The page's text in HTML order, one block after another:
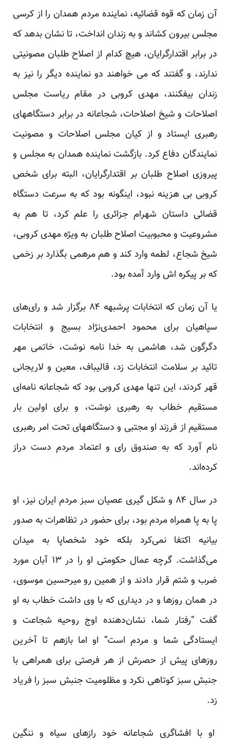
آن زمان که قوه قضائیه، نماینده مردم همدان را از کرسی
مجلس بیرون کشاند و به زندان انداخت، تا نشان بدهد که
در برابر اقتدارگرایان، هیچ کدام از اصلاح طلبان مصونیتی
ندارند، و گفتند که می خواهند دو نماینده دیگر را نیز به
زندان بیفکنند، مهدی کروبی در مقام ریاست مجلس
اصلاحات و شیخ اصلاحات، شجاعانه در برابر دستگاههای
رهبری ایستاد و از کیان مجلس اصلاحات و مصونیت
نمایندگان دفاع کرد. بازگشت نماینده همدان به مجلس و
پیروزی اصلاح طلبان بر اقتدارگرایان، البته برای شخص
کروبی بی هزینه نبود، اینگونه بود که به سرعت دستگاه
قضائی داستان شهرام جزائری را علم کرد، تا هم به
مشروعیت و محبوبیت اصلاح طلبان به ویژه مهدی کروبی،
شیخ شجاع، لطمه وارد کند و هم مرهمی بگذارد بر زخمی
که بر پیکره اش وارد آمده بود.
یا آن زمان که انتخابات پرشبهه ۸۴ برگزار شد و رای‌های
سپاهیان برای محمود احمدی‌نژاد بسیج و انتخابات
دگرگون شد، هاشمی به خدا نامه نوشت، خاتمی مهر
تائید بر سلامت انتخابات زد، قالیباف، معین و لاریجانی
قهر کردند، این تنها مهدی کروبی بود که شجاعانه نامه‌ای
مستقیم خطاب به رهبری نوشت، و برای اولین بار
مستقیم از فرزند او مجتبی و دستگاههای تحت امر رهبری
نام آورد که به صندوق رای و اعتماد مردم دست دراز
کرده‌اند.
در سال ۸۴ و شکل گیری عصیان سبز مردم ایران نیز، او
پا به پا همراه مردم بود، برای حضور در تظاهرات به صدور
بیانیه اکتفا نمی‌کرد بلکه خود شخصاپا به میدان
می‌گذاشت. گرچه عمال حکومتی او را در ۱۳ آبان مورد
ضرب و شتم قرار دادند و از همین رو میرحسین موسوی،
در همان روزها و در دیداری که با وی داشت خطاب به او
گفت “رفتار شما، نشان‌دهنده اوج روحیه شجاعت و
ایستادگی شما و مردم است” او اما بازهم تا آخرین
روزهای پیش از حصرش از هر فرصتی برای همراهی با
جنبش سبز کوتاهی نکرد و مظلومیت جنبش سبز را فریاد
زد.
او با افشاگری شجاعانه خود رازهای سیاه و ننگین